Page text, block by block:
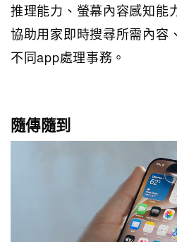
推理能力、螢幕內容感知能
協助用家即時搜尋所需內容
不同app處理事務。
隨傳隨到